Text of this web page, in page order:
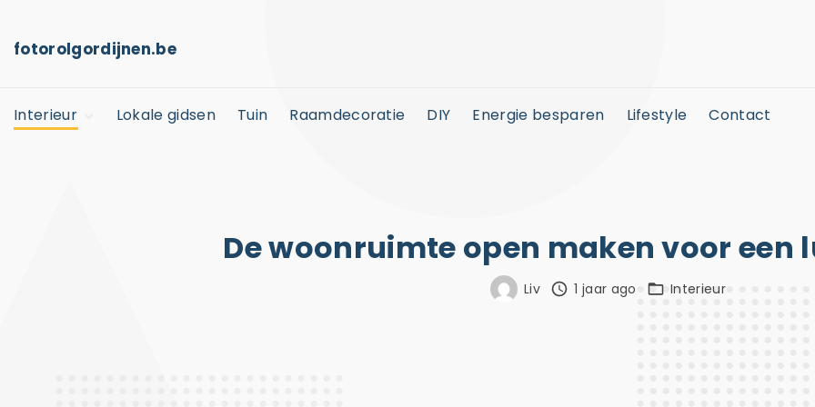
fotorolgordijnen.be
Interieur Lokale gidsen Tuin Raamdecoratie DIY Energie besparen Lifestyle Contact
De woonruimte open maken voor een
Liv 1 jaar ago Interieur